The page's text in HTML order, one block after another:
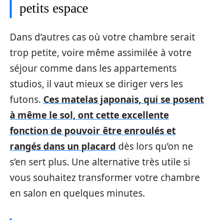
petits espace
Dans d’autres cas où votre chambre serait
trop petite, voire même assimilée à votre
séjour comme dans les appartements
studios, il vaut mieux se diriger vers les
futons. Ces matelas japonais, qui se posent
à même le sol, ont cette excellente
fonction de pouvoir être enroulés et
rangés dans un placard dès lors qu’on ne
s’en sert plus. Une alternative très utile si
vous souhaitez transformer votre chambre
en salon en quelques minutes.